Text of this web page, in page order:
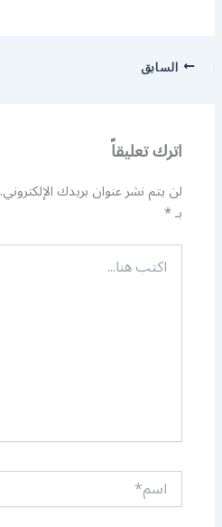
السابق
اترك تعليقاً
لن يتم نشر عنوان بريدك الإلكتروني.
بـ*
اكتب
هنا...
اسم*